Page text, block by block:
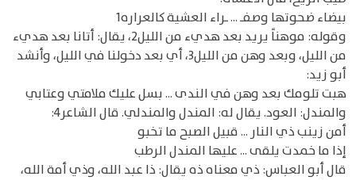
بيضاء ضحوتها وصفـ ... ـراء العشية كالعراره1
وقوله: موهناً يريد بعد هديء من الليل2، يقال: أتانا بعد هديء
من الليل، وبعد وهن من الليل3، أي بعد دخولنا في الليل، وأنشد
أبو زيد:
هبت تلومك بعد وهن في الندى ... بسل عليك ملامتي وعتابي
والمندل: العود. يقال له: المندل والمندلي. قال الشاعر4:
أمن زينب ذي النار ... قبيل الصبح ما تخبو
إذا ما خمدت يلقى ... عليها المندل الرطب
قال أبو العباس: ذي معناه ذه يقال: ذا عبد الله، وذي أمة الله،